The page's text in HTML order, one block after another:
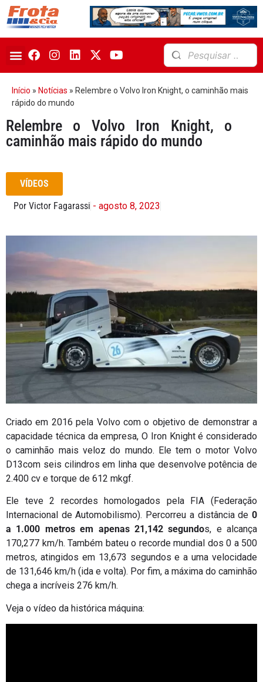
Início » Notícias » Relembre o Volvo Iron Knight, o caminhão mais
rápido do mundo
Relembre o Volvo Iron Knight, o
caminhão mais rápido do mundo
VÍDEOS
Por Victor Fagarassi - agosto 8, 2023
Criado em 2016 pela Volvo com o objetivo de demonstrar a
capacidade técnica da empresa, O Iron Knight é considerado
o caminhão mais veloz do mundo. Ele tem o motor Volvo
D13com seis cilindros em linha que desenvolve potência de
2.400 cv e torque de 612 mkgf.
Ele teve 2 recordes homologados pela FIA (Federação
Internacional de Automobilismo). Percorreu a distância de 0
a 1.000 metros em apenas 21,142 segundos, e alcança
170,277 km/h. Também bateu o recorde mundial dos 0 a 500
metros, atingidos em 13,673 segundos e a uma velocidade
de 131,646 km/h (ida e volta). Por fim, a máxima do caminhão
chega a incríveis 276 km/h.
Veja o vídeo da histórica máquina: